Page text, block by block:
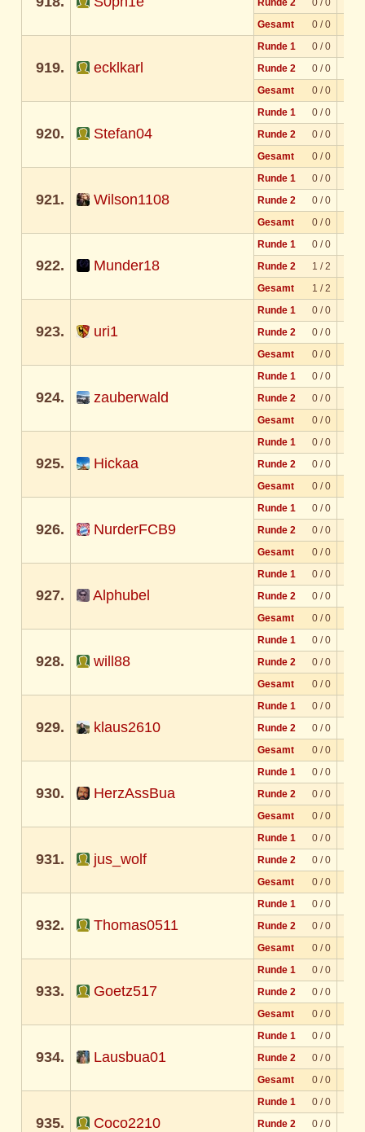
Gesamt
0 / 0
919. ecklkarl
Runde 1
0 / 0
Runde 2
0 / 0
Gesamt
0 / 0
920. Stefan04
Runde 1
0 / 0
Runde 2
0 / 0
Gesamt
0 / 0
921. Wilson1108
Runde 1
0 / 0
Runde 2
0 / 0
Gesamt
0 / 0
922. Munder18
Runde 1
0 / 0
Runde 2
1 / 2
Gesamt
1 / 2
923. uri1
Runde 1
0 / 0
Runde 2
0 / 0
Gesamt
0 / 0
924. zauberwald
Runde 1
0 / 0
Runde 2
0 / 0
Gesamt
0 / 0
925. Hickaa
Runde 1
0 / 0
Runde 2
0 / 0
Gesamt
0 / 0
926. NurderFCB9
Runde 1
0 / 0
Runde 2
0 / 0
Gesamt
0 / 0
927. Alphubel
Runde 1
0 / 0
Runde 2
0 / 0
Gesamt
0 / 0
928. will88
Runde 1
0 / 0
Runde 2
0 / 0
Gesamt
0 / 0
929. klaus2610
Runde 1
0 / 0
Runde 2
0 / 0
Gesamt
0 / 0
930. HerzAssBua
Runde 1
0 / 0
Runde 2
0 / 0
Gesamt
0 / 0
931. jus_wolf
Runde 1
0 / 0
Runde 2
0 / 0
Gesamt
0 / 0
932. Thomas0511
Runde 1
0 / 0
Runde 2
0 / 0
Gesamt
0 / 0
933. Goetz517
Runde 1
0 / 0
Runde 2
0 / 0
Gesamt
0 / 0
934. Lausbua01
Runde 1
0 / 0
Runde 2
0 / 0
Gesamt
0 / 0
935. Coco2210
Runde 1
0 / 0
Runde 2
0 / 0